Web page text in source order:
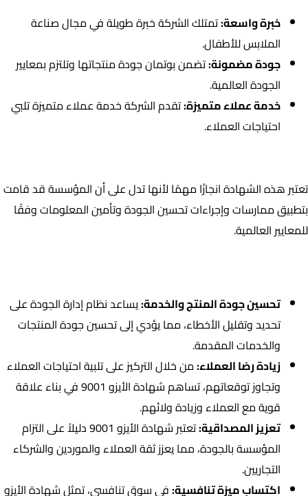
خبرة واسعة:تمتلك الشركة خبرة طويلة في مجال صناعة
الملابس للأطفال.
جودة مضمونة:تضمن بوتمان جودة منتجاتها وتلتزم بمعايير
الجودة العالمية.
خدمة عملاء متميزة:تقدم الشركة خدمة عملاء متميزة تلبي
احتياجات العملاء.
تعتبر هذه الشهادة انجازًا مهمًا لأنها تدل على أن المؤسسة قد قامت
بتطبيق ممارسات وإجراءات تحسين الجودة وتأمين المعلومات وفقًا
للمعايير العالمية.
تحسين جودة المنتج والخدمة:يساعد نظام إدارة الجودة على
تحديد وتقليل الأخطاء، مما يؤدي إلى تحسين جودة المنتجات
والخدمات المقدمة.
زيادة رضا العملاء:من خلال التركيز على تلبية احتياجات العملاء
وتجاوز توقعاتهم، تساهم شهادة الأيزو 9001 في بناء علاقة
قوية مع العملاء وزيادة ولائهم.
تعزيز المصداقية:
تعتبر شهادة الأيزو 9001 دليلاً على التزام
المؤسسة بالجودة، مما يعزز ثقة العملاء والموردين والشركاء
التجاريين.
اكتساب ميزة تنافسية:في سوق تنافسي، تمثل شهادة الأيزو